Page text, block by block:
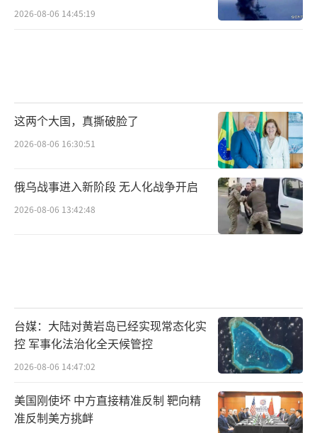
2026-08-06 14:45:19
这两个大国，真撕破脸了
2026-08-06 16:30:51
俄乌战事进入新阶段 无人化战争开启
2026-08-06 13:42:48
台媒：大陆对黄岩岛已经实现常态化实
控 军事化法治化全天候管控
2026-08-06 14:47:02
美国刚使坏 中方直接精准反制 靶向精
准反制美方挑衅